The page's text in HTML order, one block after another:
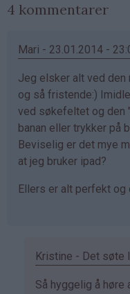
4 kommentarer
Mari - 23.01.2014 -
Jeg elsker alt ved
og så fristende:)
ved søkefeltet og den
banan eller trykker på
Beviselig er det mye
at jeg bruker ipad?
Ellers er alt perfekt
Kristine - Det søte
Som
Så hyggelig å høre